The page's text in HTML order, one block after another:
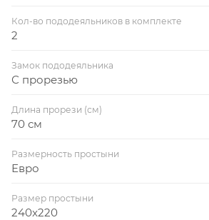
Кол-во пододеяльников в комплекте
2
Замок пододеяльника
С прорезью
Длина прорези (см)
70 см
Размерность простыни
Евро
Размер простыни
240x220